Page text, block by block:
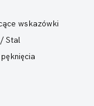
wskazówki
Stal